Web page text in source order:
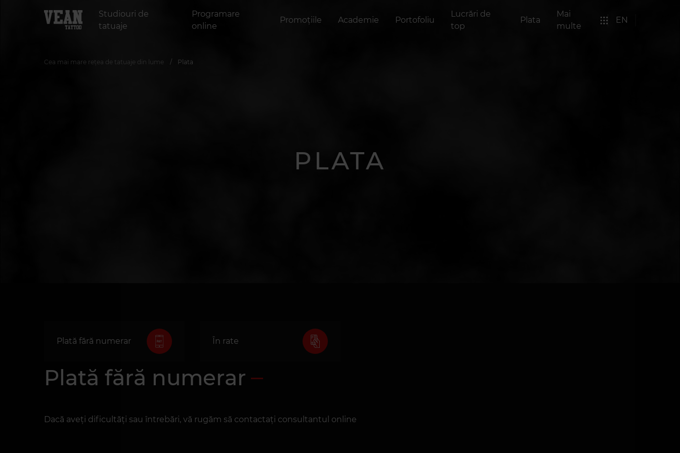
Studiouri de
tatuaje
Programare
online
Promoțiile Academie Portofoliu
Lucrări de
top
Plata
Mai
multe
EN
Cea mai mare rețea de tatuaje din lume Plata
PLATA
Plată fără numerar În rate
Plată fără numerar
Dacă aveți dificultăți sau întrebări, vă rugăm să contactați consultantul online